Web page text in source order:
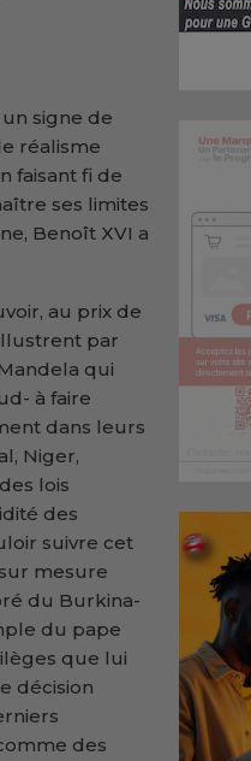
signe de
réalisme
faisant fi de
ses limites
Benoît XVI a
au prix de
par
qui
à faire
dans leurs
Niger,
lois
des
suivre cet
mesure
du Burkina-
du pape
que lui
décision
des